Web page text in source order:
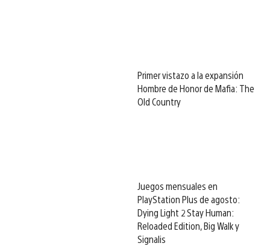
Primer vistazo a la expansión
Hombre de Honor de Mafia: The
Old Country
Juegos mensuales en
PlayStation Plus de agosto:
Dying Light 2 Stay Human:
Reloaded Edition, Big Walk y
Signalis